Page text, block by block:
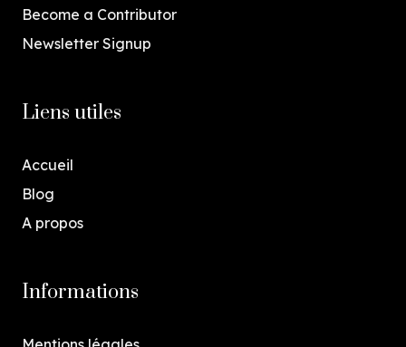
Become a Contributor
Newsletter Signup
Liens utiles
Accueil
Blog
A propos
Informations